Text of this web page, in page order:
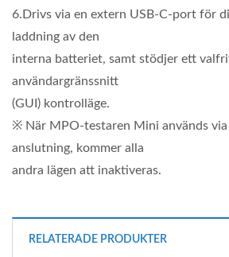
6.Drivs via en extern USB-C-port för
laddning av den
interna batteriet, samt stödjer ett
användargränssnitt
(GUI) kontrolläge.
※ När MPO-testaren Mini används via
anslutning, kommer alla
andra lägen att inaktiveras.
RELATERADE PRODUKTER